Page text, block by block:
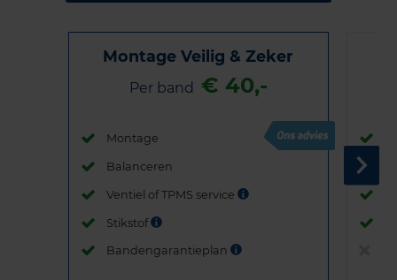
Montage Veilig & Zeker
Per band € 40,-
Montage
Balanceren
Ventiel of TPMS service
Stikstof
Bandengarantieplan